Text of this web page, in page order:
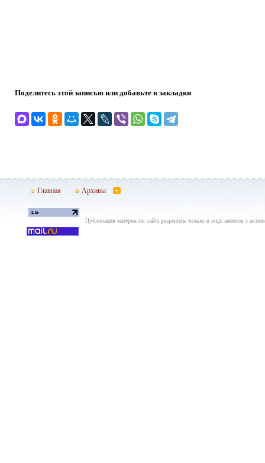
Поделитесь этой записью или добавьте в закладки
Главная Архивы
Публикация материалов сайта разрешена только в виде анонсов с